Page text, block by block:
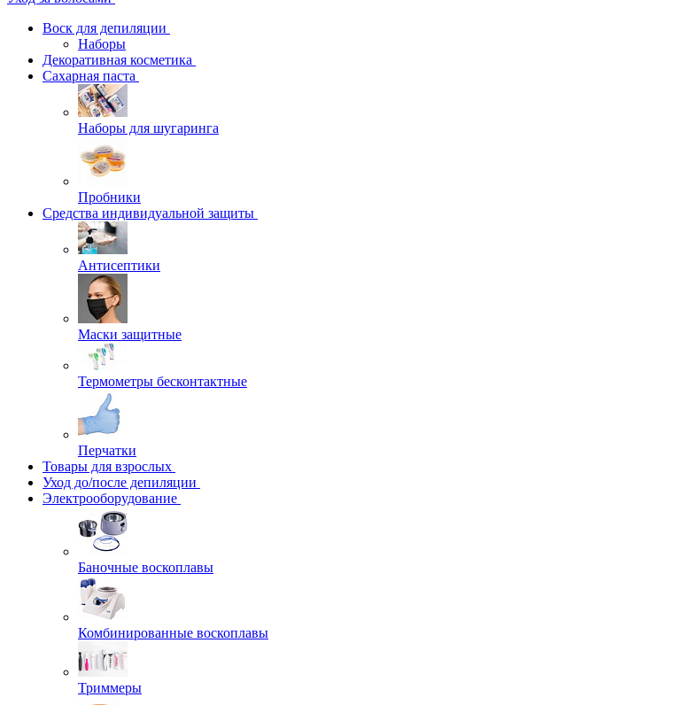
Воск для депиляции
Наборы
Декоративная косметика
Сахарная паста
Наборы для шугаринга
Пробники
Средства индивидуальной защиты
Антисептики
Маски защитные
Термометры бесконтактные
Перчатки
Товары для взрослых
Уход до/после депиляции
Электрооборудование
Баночные воскоплавы
Комбинированные воскоплавы
Триммеры